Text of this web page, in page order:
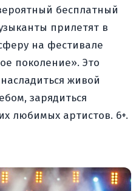
бесплатный
прилетят в
на фестивале
поколение». Это
живой
зарядиться
любимых артистов. 6+.